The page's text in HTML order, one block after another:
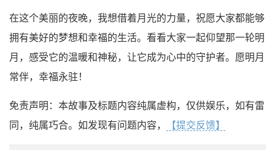
在这个美丽的夜晚，我想借着月光的力量，祝愿大家都能够
拥有美好的梦想和幸福的生活。看看大家一起仰望那一轮明
月，感受它的温暖和神秘，让它成为心中的守护者。愿明月
常伴，幸福永驻！
免责声明：本故事及标题内容纯属虚构，仅供娱乐，如有雷
同，纯属巧合。如发现有问题内容，
【提交反馈】